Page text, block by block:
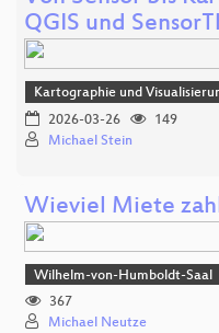
QGIS und
Kartographie und
2026-03-26
149
Michael Stein
Wieviel Miete
Wilhelm-von-Humboldt-Saal
367
Michael Neutze